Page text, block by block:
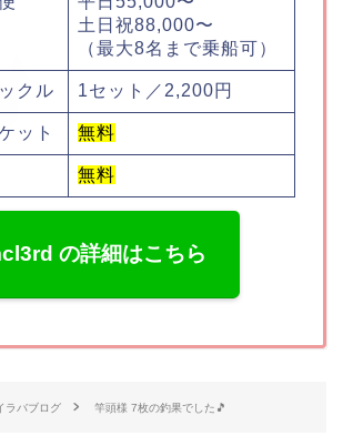
土日祝88,000〜
（最大8名まで乗船可）
クル 1セット／2,200円
ット 無料
無料
の詳細はこちら
ラバブログ 竿頭様 7枚の釣果でした🎵